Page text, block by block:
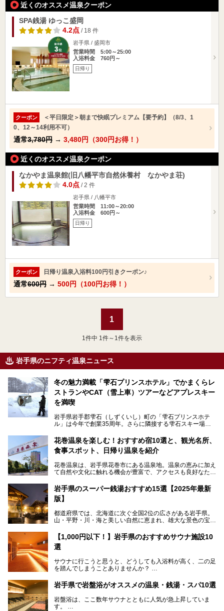
近くのオススメ温泉クーポン
SPA銭湯 ゆっこ盛岡
4.2点/ 18 件
岩手県 / 盛岡市
営業時間 5:00～25:00
入浴料金 760円～
日帰り
クーポン
＜平日限定＞朝まで快眠プレミアム【要予約】（8/3、1
0、12～14利用不可）
通常3,780円 → 3,480円（300円お得！）
近くのオススメ温泉クーポン
なかやま温泉館(旧八幡平市自然休養村 なかやま荘)
4.0点/ 2 件
岩手県 / 八幡平市
営業時間 11:00～20:00
入浴料金 600円～
日帰り
クーポン 日帰り温泉入浴料100円引きクーポン♪
通常600円 → 500円（100円お得！）
1
1 件中 1件～1件を表示
岩手県のニフティ温泉ニュース
冬の魅力満載「雫石プリンスホテル」でかまくらレ
ストランやCAT（雪上車）ツアーなどアプレスキー
を満喫
岩手県岩手郡雫石（しずくいし）町の「雫石プリンスホテ
ル」は今年で創業35周年。さらに隣接する雫石スキー場は
の後"）の充実をはかり、テーマをSNOW（雪）＋NOVA
（新星）で「SNØVA（スノーヴァ）」としました！
喫できるパウダースノーの雫石。というわけで、「雫石プリ
ンスホテル」にお出かけして楽しめるアクティビティや温泉
───
提供元：株式会社西武・プリンスホテルズワールドワイド
この記事は雫石プリンスホテルのPR記事です。
花巻温泉を楽しむ！おすすめ宿10選と、観光名所、
食事スポット、日帰り温泉を紹介
花巻温泉は、岩手県花巻市にある温泉地。温泉の恵みに加え
て自然や文化に触れる機会が豊富で、アクセスも良好なた
この記事では、花巻温泉の魅力、おすすめの宿・注目すべき
観光スポット・味わい深い食事処・気軽に立ち寄れる日帰り
花巻温泉での日常を忘れられる特別な体験を通じて、いつも
岩手県のスーパー銭湯おすすめ15選【2025年最新
版】
都道府県では、北海道に次ぐ全国2位の広さがある岩手県。
山・平野・川・海と美しい自然に恵まれ、雄大な景色の宝庫
三陸の魚介類などの岩手グルメは全国に知られていますね。
大自然に囲まれた岩手県には、温泉が多く湧き出していま
す。今回は、岩手県でおすすめのスーパー銭湯をご紹介しま
【1,000円以下！】岩手県のおすすめサウナ施設10
選
サウナに行こうと思うと、どうしても入浴料が高く、二の足
を踏んでしまうことありませんか？
そこで値段を抑えた格安でお風呂とサウナを満喫できる充実
の施設を紹介します！
サクッと、月何回もサウナを楽しみたい人にとってはピッタ
岩手県で岩盤浴がオススメの温泉・銭湯・スパ10選
岩盤浴は、ここ数年サウナとともに人気が急上昇していま
す。